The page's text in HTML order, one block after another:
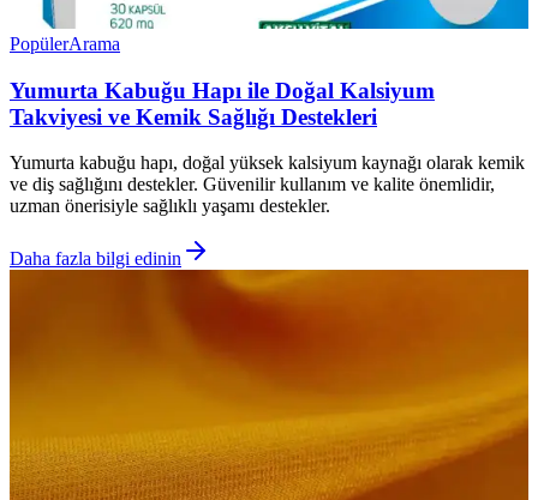
PopülerArama
Yumurta Kabuğu Hapı ile Doğal Kalsiyum
Takviyesi ve Kemik Sağlığı Destekleri
Yumurta kabuğu hapı, doğal yüksek kalsiyum kaynağı olarak kemik
ve diş sağlığını destekler. Güvenilir kullanım ve kalite önemlidir,
uzman önerisiyle sağlıklı yaşamı destekler.
Daha fazla bilgi edinin